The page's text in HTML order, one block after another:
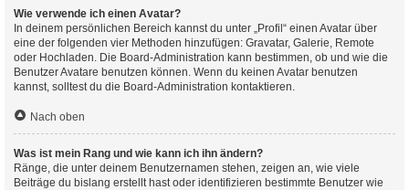
Wie verwende ich einen Avatar?
In deinem persönlichen Bereich kannst du unter „Profil“ einen Avatar über
eine der folgenden vier Methoden hinzufügen: Gravatar, Galerie, Remote
oder Hochladen. Die Board-Administration kann bestimmen, ob und wie die
Benutzer Avatare benutzen können. Wenn du keinen Avatar benutzen
kannst, solltest du die Board-Administration kontaktieren.
Nach oben
Was ist mein Rang und wie kann ich ihn ändern?
Ränge, die unter deinem Benutzernamen stehen, zeigen an, wie viele
Beiträge du bislang erstellt hast oder identifizieren bestimmte Benutzer wie